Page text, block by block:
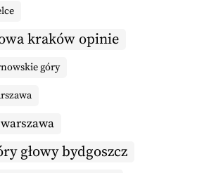
kraków opinie
góry
głowy bydgoszcz